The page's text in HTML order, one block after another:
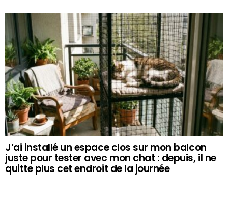
J’ai installé un espace clos sur mon balcon
juste pour tester avec mon chat : depuis, il ne
quitte plus cet endroit de la journée